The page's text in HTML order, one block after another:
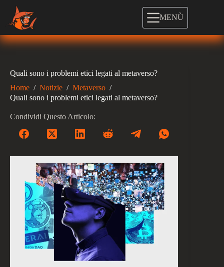
contenuto
MENÙ
Quali sono i problemi etici legati al metaverso?
Home / Notizie / Metaverso /
Quali sono i problemi etici legati al metaverso?
Condividi Questo Articolo: